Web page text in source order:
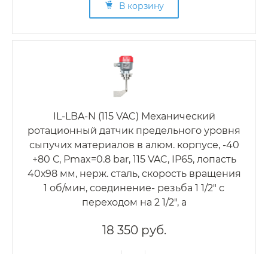
В корзину
IL-LBA-N (115 VAC) Механический
ротационный датчик предельного уровня
сыпучих материалов в алюм. корпусе, -40
+80 С, Рmax=0.8 bar, 115 VAC, IP65, лопасть
40х98 мм, нерж. сталь, скорость вращения
1 об/мин, соединение- резьба 1 1/2" с
переходом на 2 1/2", а
18 350 руб.